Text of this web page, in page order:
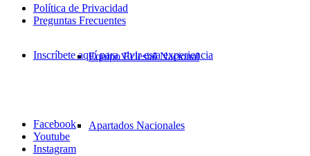
Equipo Eclesial Nacional
Apartados Nacionales
Política de Privacidad
Preguntas Frecuentes
Inscríbete aquí para vivir esta experiencia
Facebook
Youtube
Instagram